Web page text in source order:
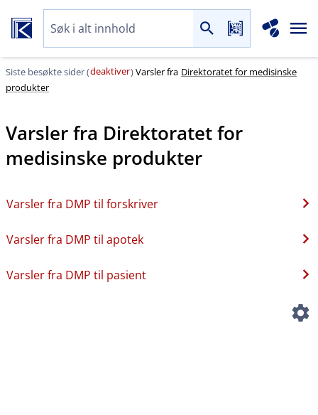
Siste besøkte sider (deaktiver)Varsler fra Direktoratet for medisinske
produkter
Varsler fra Direktoratet for
medisinske produkter
Varsler fra DMP til forskriver
Varsler fra DMP til apotek
Varsler fra DMP til pasient